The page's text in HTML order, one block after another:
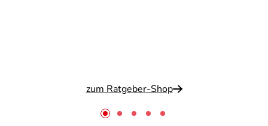
zum Ratgeber-Shop